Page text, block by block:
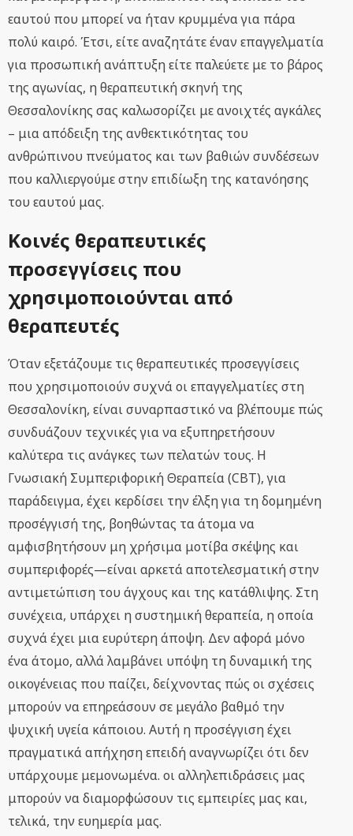
εαυτού που μπορεί να ήταν κρυμμένα για πάρα
πολύ καιρό. Έτσι, είτε αναζητάτε έναν επαγγελματία
για προσωπική ανάπτυξη είτε παλεύετε με το βάρος
της αγωνίας, η θεραπευτική σκηνή της
Θεσσαλονίκης σας καλωσορίζει με ανοιχτές αγκάλες
– μια απόδειξη της ανθεκτικότητας του
ανθρώπινου πνεύματος και των βαθιών συνδέσεων
που καλλιεργούμε στην επιδίωξη της κατανόησης
του εαυτού μας.
Κοινές θεραπευτικές
προσεγγίσεις που
χρησιμοποιούνται από
θεραπευτές
Όταν εξετάζουμε τις θεραπευτικές προσεγγίσεις
που χρησιμοποιούν συχνά οι επαγγελματίες στη
Θεσσαλονίκη, είναι συναρπαστικό να βλέπουμε πώς
συνδυάζουν τεχνικές για να εξυπηρετήσουν
καλύτερα τις ανάγκες των πελατών τους. Η
Γνωσιακή Συμπεριφορική Θεραπεία (CBT), για
παράδειγμα, έχει κερδίσει την έλξη για τη δομημένη
προσέγγισή της, βοηθώντας τα άτομα να
αμφισβητήσουν μη χρήσιμα μοτίβα σκέψης και
συμπεριφορές—είναι αρκετά αποτελεσματική στην
αντιμετώπιση του άγχους και της κατάθλιψης. Στη
συνέχεια, υπάρχει η συστημική θεραπεία, η οποία
συχνά έχει μια ευρύτερη άποψη. Δεν αφορά μόνο
ένα άτομο, αλλά λαμβάνει υπόψη τη δυναμική της
οικογένειας που παίζει, δείχνοντας πώς οι σχέσεις
μπορούν να επηρεάσουν σε μεγάλο βαθμό την
ψυχική υγεία κάποιου. Αυτή η προσέγγιση έχει
πραγματικά απήχηση επειδή αναγνωρίζει ότι δεν
υπάρχουμε μεμονωμένα. οι αλληλεπιδράσεις μας
μπορούν να διαμορφώσουν τις εμπειρίες μας και,
τελικά, την ευημερία μας.